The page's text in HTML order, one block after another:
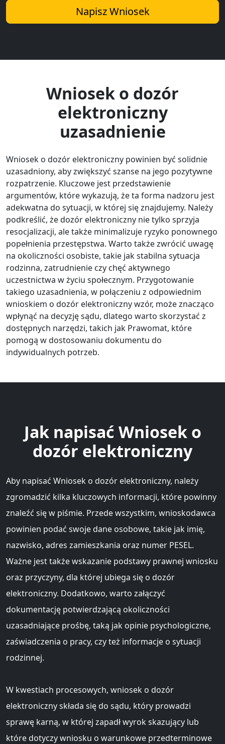
Napisz Wniosek
Wniosek o dozór
elektroniczny
uzasadnienie
Wniosek o dozór elektroniczny powinien być solidnie
uzasadniony, aby zwiększyć szanse na jego pozytywne
rozpatrzenie. Kluczowe jest przedstawienie
argumentów, które wykazują, że ta forma nadzoru jest
adekwatna do sytuacji, w której się znajdujemy. Należy
podkreślić, że dozór elektroniczny nie tylko sprzyja
resocjalizacji, ale także minimalizuje ryzyko ponownego
popełnienia przestępstwa. Warto także zwrócić uwagę
na okoliczności osobiste, takie jak stabilna sytuacja
rodzinna, zatrudnienie czy chęć aktywnego
uczestnictwa w życiu społecznym. Przygotowanie
takiego uzasadnienia, w połączeniu z odpowiednim
wnioskiem o dozór elektroniczny wzór, może znacząco
wpłynąć na decyzję sądu, dlatego warto skorzystać z
dostępnych narzędzi, takich jak Prawomat, które
pomogą w dostosowaniu dokumentu do
indywidualnych potrzeb.
Jak napisać Wniosek o
dozór elektroniczny
Aby napisać Wniosek o dozór elektroniczny, należy
zgromadzić kilka kluczowych informacji, które powinny
znaleźć się w piśmie. Przede wszystkim, wnioskodawca
powinien podać swoje dane osobowe, takie jak imię,
nazwisko, adres zamieszkania oraz numer PESEL.
Ważne jest także wskazanie podstawy prawnej wniosku
oraz przyczyny, dla której ubiega się o dozór
elektroniczny. Dodatkowo, warto załączyć
dokumentację potwierdzającą okoliczności
uzasadniające prośbę, taką jak opinie psychologiczne,
zaświadczenia o pracy, czy też informacje o sytuacji
rodzinnej.
W kwestiach procesowych, wniosek o dozór
elektroniczny składa się do sądu, który prowadzi
sprawę karną, w której zapadł wyrok skazujący lub
które dotyczy wniosku o warunkowe przedterminowe